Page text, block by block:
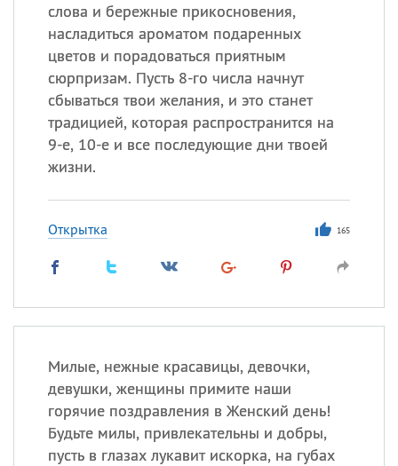
слова и бережные прикосновения,
насладиться ароматом подаренных
цветов и порадоваться приятным
сюрпризам. Пусть 8-го числа начнут
сбываться твои желания, и это станет
традицией, которая распространится на
9-е, 10-е и все последующие дни твоей
жизни.
Открытка 165
Милые, нежные красавицы, девочки,
девушки, женщины примите наши
горячие поздравления в Женский день!
Будьте милы, привлекательны и добры,
пусть в глазах лукавит искорка, на губах
ИМЕНА
Сегодня празднуют именины
Александр,Макар
и